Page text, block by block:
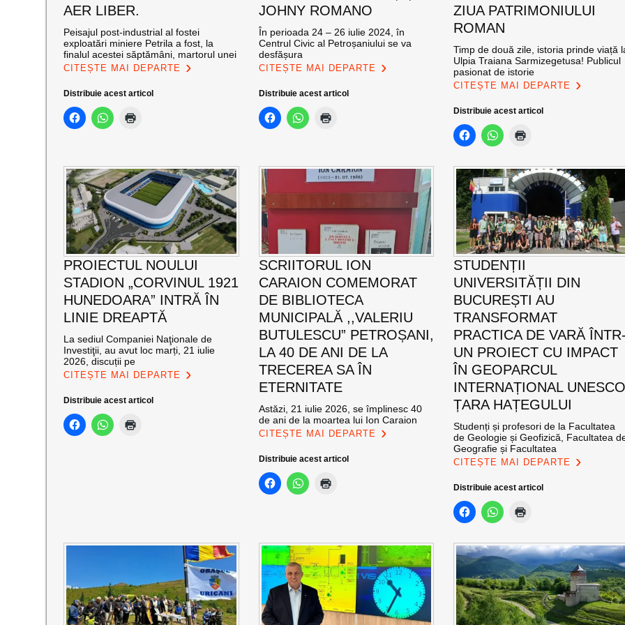
AER LIBER.
Peisajul post-industrial al fostei
exploatări miniere Petrila a fost, la
finalul acestei săptămâni, martorul unei
CITEȘTE MAI DEPARTE
Distribuie acest articol
JOHNY ROMANO
În perioada 24 – 26 iulie 2024, în
Centrul Civic al Petroșaniului se va
desfășura
CITEȘTE MAI DEPARTE
Distribuie acest articol
ZIUA PATRIMONIULUI
ROMAN
Timp de două zile, istoria prinde viață
Ulpia Traiana Sarmizegetusa! Publicul
pasionat de istorie
CITEȘTE MAI DEPARTE
Distribuie acest articol
PROIECTUL NOULUI
STADION „CORVINUL 1921
HUNEDOARA” INTRĂ ÎN
LINIE DREAPTĂ
La sediul Companiei Naţionale de
Investiţii, au avut loc marți, 21 iulie
2026, discuții pe
CITEȘTE MAI DEPARTE
Distribuie acest articol
SCRIITORUL ION
CARAION COMEMORAT
DE BIBLIOTECA
MUNICIPALĂ ,,VALERIU
BUTULESCU” PETROȘANI,
LA 40 DE ANI DE LA
TRECEREA SA ÎN
ETERNITATE
Astăzi, 21 iulie 2026, se împlinesc 40
de ani de la moartea lui Ion Caraion
CITEȘTE MAI DEPARTE
Distribuie acest articol
STUDENȚII
UNIVERSITĂȚII DIN
BUCUREȘTI AU
TRANSFORMAT
PRACTICA DE VARĂ
UN PROIECT CU IMPACT
ÎN GEOPARCUL
INTERNAȚIONAL
ȚARA HAȚEGULUI
Studenți și profesori de la Facultatea
de Geologie și Geofizică, Facultatea
Geografie și Facultatea
CITEȘTE MAI DEPARTE
Distribuie acest articol